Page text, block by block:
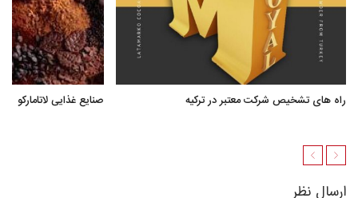
راه های تشخیص شرکت معتبر در ترکیه صنایع غذایی لاتامارکو
ارسال نظر